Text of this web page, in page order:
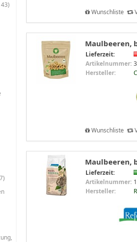
Wunschliste
Maulbeeren,
Lieferzeit:
Artikelnummer:
Hersteller:
Wunschliste
Maulbeeren,
Lieferzeit:
Artikelnummer:
Hersteller: